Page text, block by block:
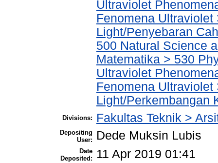
Ultraviolet
Fenomena
Light/Penyebaran
500 Natural Science
Matematika > 530
Ultraviolet
Fenomena
Light/Perkembangan
Divisions: Fakultas Teknik >
Depositing
User:
Dede Muksin Lubis
Date
Deposited:
11 Apr 2019 01:41